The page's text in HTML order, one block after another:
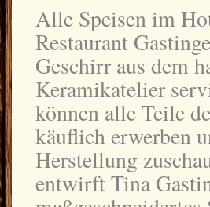
Alle Speisen im
Restaurant
Geschirr aus dem
Keramikatelier
können alle Teile
käuflich erwerben
Herstellung
entwirft Tina